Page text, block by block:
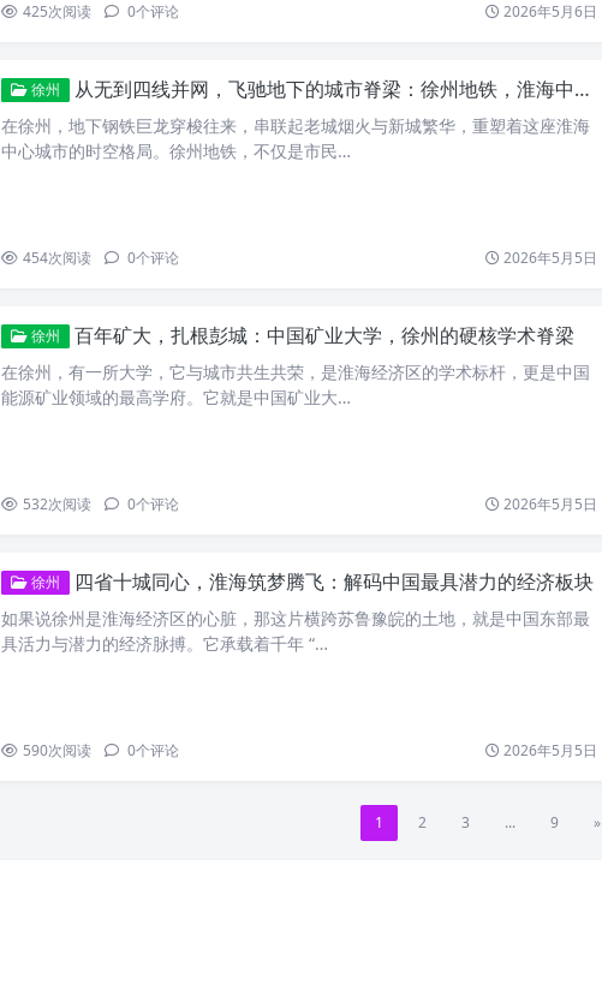
425次阅读 0个评论 2026年5月6日
徐州 从无到四线并网，飞驰地下的城市脊梁：徐州地铁，淮海中心的速度与荣光
在徐州，地下钢铁巨龙穿梭往来，串联起老城烟火与新城繁华，重塑着这座淮海
中心城市的时空格局。徐州地铁，不仅是市民…
454次阅读 0个评论 2026年5月5日
徐州 百年矿大，扎根彭城：中国矿业大学，徐州的硬核学术脊梁
在徐州，有一所大学，它与城市共生共荣，是淮海经济区的学术标杆，更是中国
能源矿业领域的最高学府。它就是中国矿业大…
532次阅读 0个评论 2026年5月5日
徐州 四省十城同心，淮海筑梦腾飞：解码中国最具潜力的经济板块
如果说徐州是淮海经济区的心脏，那这片横跨苏鲁豫皖的土地，就是中国东部最
具活力与潜力的经济脉搏。它承载着千年 “…
590次阅读 0个评论 2026年5月5日
1 2 3 ... 9 »